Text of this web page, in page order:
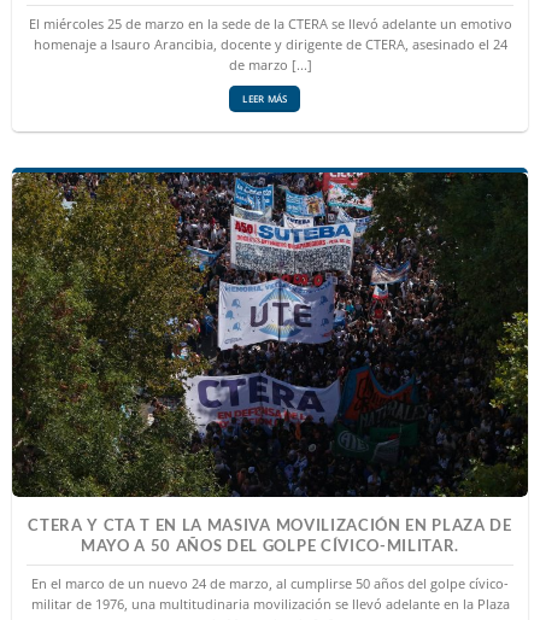
El miércoles 25 de marzo en la sede de la CTERA se llevó adelante un emotivo
homenaje a Isauro Arancibia, docente y dirigente de CTERA, asesinado el 24
de marzo [...]
LEER MÁS
CTERA Y CTA T EN LA MASIVA MOVILIZACIÓN EN PLAZA DE
MAYO A 50 AÑOS DEL GOLPE CÍVICO-MILITAR.
En el marco de un nuevo 24 de marzo, al cumplirse 50 años del golpe cívico-
militar de 1976, una multitudinaria movilización se llevó adelante en la Plaza